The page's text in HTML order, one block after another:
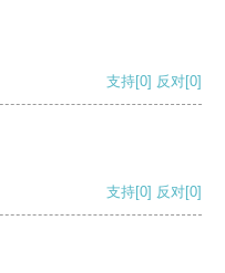
支持[0] 反对[0]
支持[0] 反对[0]